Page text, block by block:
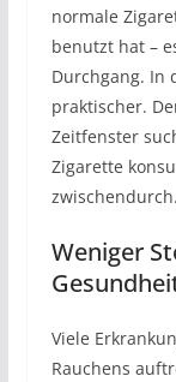
normale
benutzt hat –
Durchgang. In
praktischer.
Zeitfenster
Zigarette
zwischendurch.
Weniger
Viele
Rauchens